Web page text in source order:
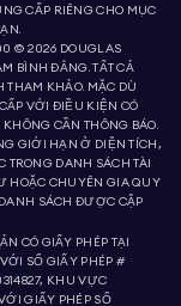
CẤP RIÊNG CHO MỤC
© 2026 DOUGLAS
BÌNH ĐẲNG. TẤT CẢ
THAM KHẢO. MẶC DÙ
VỚI ĐIỀU KIỆN CÓ
CẦN THÔNG BÁO.
GIỚI HẠN Ở DIỆN TÍCH,
DANH SÁCH TÀI
HOẶC CHUYÊN GIA QUY
SÁCH ĐƯỢC CẬP
CÓ GIẤY PHÉP TẠI
SỐ GIẤY PHÉP #
KHU VỰC
GIẤY PHÉP SỐ